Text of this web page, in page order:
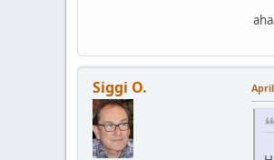
Siggi O. April